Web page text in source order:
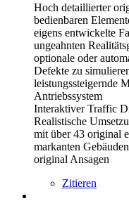
Hoch detaillierter
bedienbaren
eigens entwickelte
ungeahnten
optionale oder
Defekte zu
leistungssteigernde
Antriebssystem
Interaktiver Traffic
Realistische
mit über 43 original
markanten
original Ansagen
Zitieren